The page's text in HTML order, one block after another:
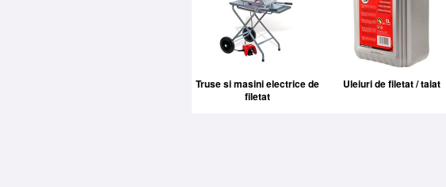
Truse si masini electrice de
filetat
Uleiuri de filetat / taiat